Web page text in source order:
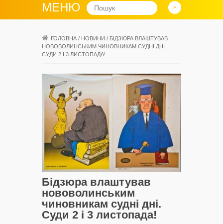
МЕНЮ
ГОЛОВНА / НОВИНИ / БІДЗЮРА ВЛАШТУВАВ
НОВОВОЛИНСЬКИМ ЧИНОВНИКАМ СУДНІ ДНІ.
СУДИ 2 І 3 ЛИСТОПАДА!
Бідзюра влаштував
нововолинським
чиновникам судні дні.
Суди 2 і 3 листопада!